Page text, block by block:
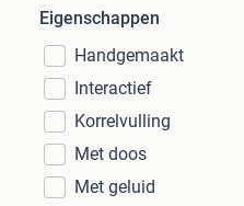
Eigenschappen
Handgemaakt
Interactief
Korrelvulling
Met doos
Met geluid